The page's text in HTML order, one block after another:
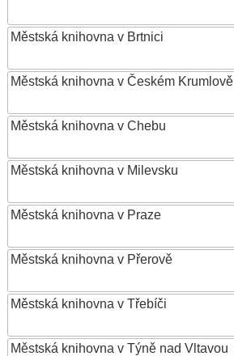
Městská knihovna v Brtnici
Městská knihovna v Českém Krumlově
Městská knihovna v Chebu
Městská knihovna v Milevsku
Městská knihovna v Praze
Městská knihovna v Přerově
Městská knihovna v Třebíči
Městská knihovna v Týně nad Vltavou